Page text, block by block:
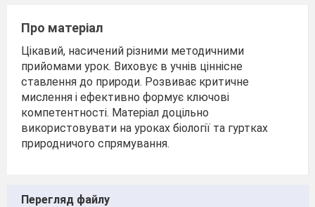
Про матеріал
Цікавий, насичений різними методичними
прийомами урок. Виховує в учнів ціннісне
ставлення до природи. Розвиває критичне
мислення і ефективно формує ключові
компетентності. Матеріал доцільно
використовувати на уроках біології та гуртках
природничого спрямування.
Перегляд файлу